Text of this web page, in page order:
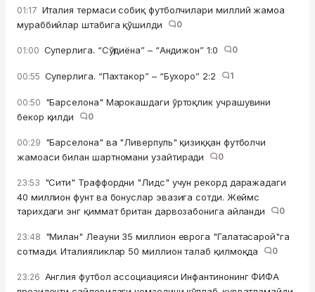
01:17 Италия термаси собиқ футболчилари миллий жамоа
мураббийлар штабига қўшилди
0
01:00 Суперлига. “Сўғдиёна” – “Андижон” 1:0 0
00:55 Суперлига. “Пахтакор” – “Бухоро” 2:2 1
00:50 "Барселона" Марокашдаги ўртоқлик учрашувини
бекор қилди
0
00:29 "Барселона" ва "Ливерпуль" қизиққан футболчи
жамоаси билан шартномани узайтиради
0
23:53 "Сити" Траффордни "Лидс" учун рекорд даражадаги
40 миллион фунт ва бонуслар эвазига сотди. Жеймс
тарихдаги энг қиммат британ дарвозабонига айланди
0
23:48 "Милан" Леауни 35 миллион еврога "Галатасарой"га
сотмади. Италияликлар 50 миллион талаб қилмоқда
0
23:26 Англия футбол ассоциацияси Инфантинонинг ФИФА